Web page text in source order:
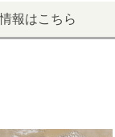
報はこちら